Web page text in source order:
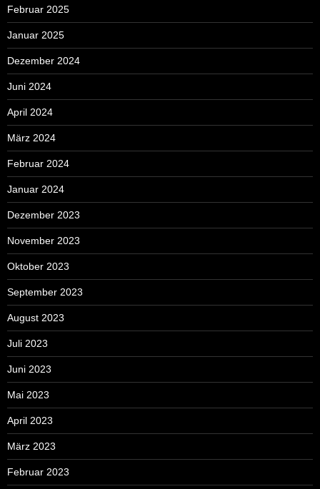
Februar 2025
Januar 2025
Dezember 2024
Juni 2024
April 2024
März 2024
Februar 2024
Januar 2024
Dezember 2023
November 2023
Oktober 2023
September 2023
August 2023
Juli 2023
Juni 2023
Mai 2023
April 2023
März 2023
Februar 2023